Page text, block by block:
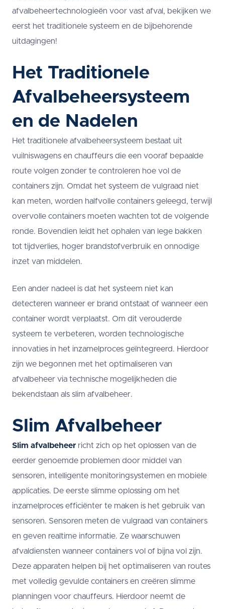
afvalbeheertechnologieën voor vast afval, bekijken we
eerst het traditionele systeem en de bijbehorende
uitdagingen!
Het Traditionele
Afvalbeheersysteem
en de Nadelen
Het traditionele afvalbeheersysteem bestaat uit
vuilniswagens en chauffeurs die een vooraf bepaalde
route volgen zonder te controleren hoe vol de
containers zijn. Omdat het systeem de vulgraad niet
kan meten, worden halfvolle containers geleegd, terwijl
overvolle containers moeten wachten tot de volgende
ronde. Bovendien leidt het ophalen van lege bakken
tot tijdverlies, hoger brandstofverbruik en onnodige
inzet van middelen.
Een ander nadeel is dat het systeem niet kan
detecteren wanneer er brand ontstaat of wanneer een
container wordt verplaatst. Om dit verouderde
systeem te verbeteren, worden technologische
innovaties in het inzamelproces geïntegreerd. Hierdoor
zijn we begonnen met het optimaliseren van
afvalbeheer via technische mogelijkheden die
bekendstaan als slim afvalbeheer.
Slim Afvalbeheer
Slim afvalbeheer richt zich op het oplossen van de
eerder genoemde problemen door middel van
sensoren, intelligente monitoringsystemen en mobiele
applicaties. De eerste slimme oplossing om het
inzamelproces efficiënter te maken is het gebruik van
sensoren. Sensoren meten de vulgraad van containers
en geven realtime informatie. Ze waarschuwen
afvaldiensten wanneer containers vol of bijna vol zijn.
Deze apparaten helpen bij het optimaliseren van routes
met volledig gevulde containers en creëren slimme
planningen voor chauffeurs. Hierdoor neemt de